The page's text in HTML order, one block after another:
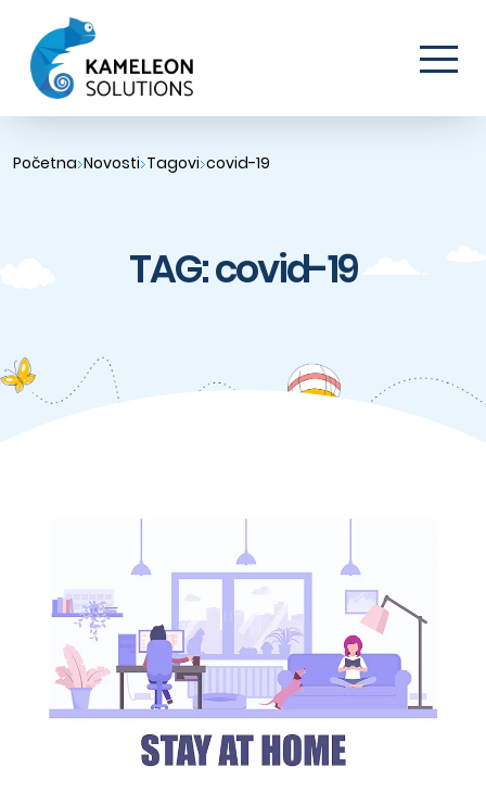
Početna Novosti Tagovi covid-19
TAG: covid-19